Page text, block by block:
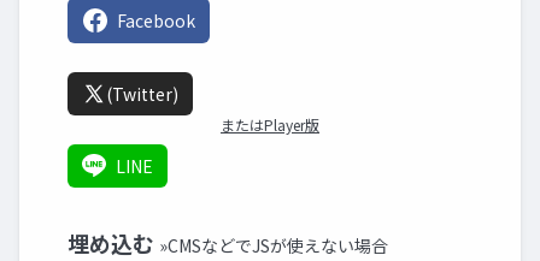
Facebook
(Twitter)
またはPlayer版
LINE
埋め込む »CMSなどでJSが使えない場合